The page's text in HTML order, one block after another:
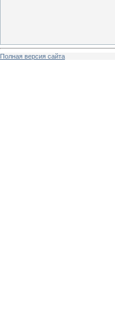
Полная версия сайта